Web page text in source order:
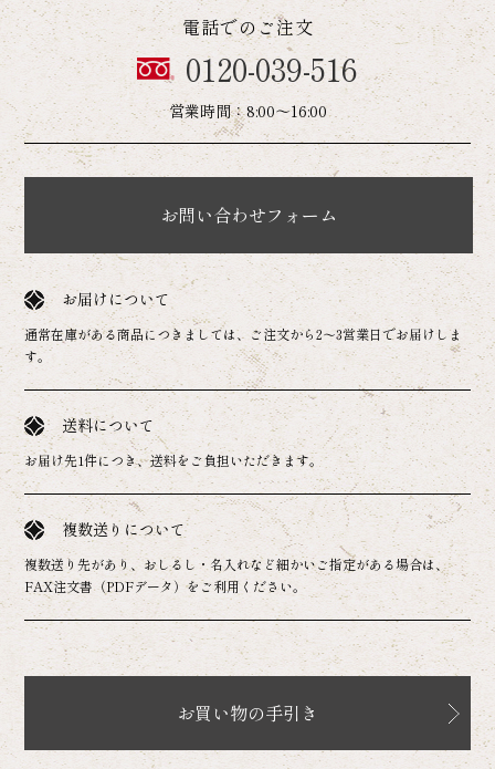
電話でのご注文
0120-039-516
営業時間：8:00～16:00
お問い合わせフォーム
お届けについて
通常在庫がある商品につきましては、ご注文から2～3営業日でお届けしま
す。
送料について
お届け先1件につき、送料をご負担いただきます。
複数送りについて
複数送り先があり、おしるし・名入れなど細かいご指定がある場合は、
FAX注文書（PDFデータ）をご利用ください。
お買い物の手引き